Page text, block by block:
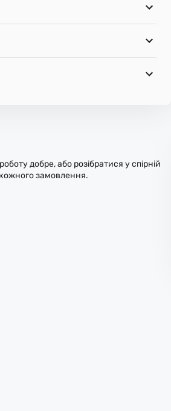
добре, або розібратися у спірній
кожного замовлення.